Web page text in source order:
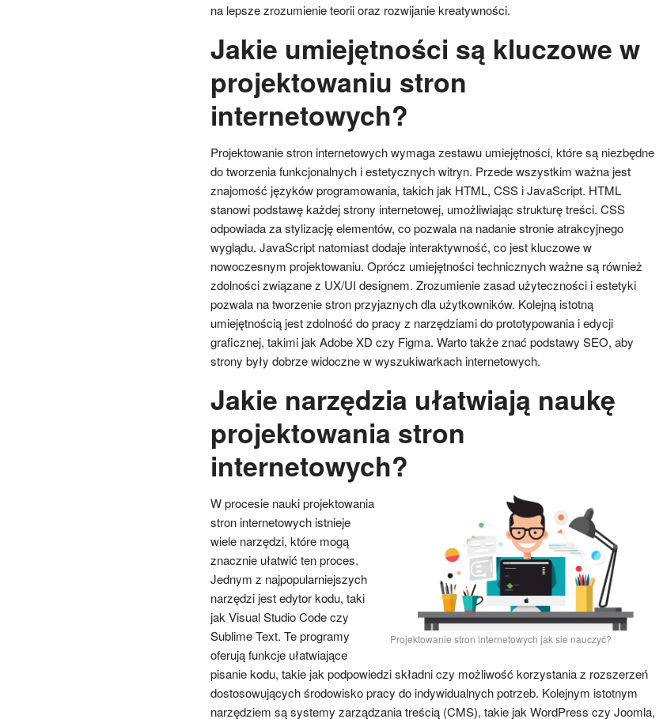
na lepsze zrozumienie teorii oraz rozwijanie kreatywności.
Jakie umiejętności są kluczowe w
projektowaniu stron
internetowych?
Projektowanie stron internetowych wymaga zestawu umiejętności, które są niezbędne
do tworzenia funkcjonalnych i estetycznych witryn. Przede wszystkim ważna jest
znajomość języków programowania, takich jak HTML, CSS i JavaScript. HTML
stanowi podstawę każdej strony internetowej, umożliwiając strukturę treści. CSS
odpowiada za stylizację elementów, co pozwala na nadanie stronie atrakcyjnego
wyglądu. JavaScript natomiast dodaje interaktywność, co jest kluczowe w
nowoczesnym projektowaniu. Oprócz umiejętności technicznych ważne są również
zdolności związane z UX/UI designem. Zrozumienie zasad użyteczności i estetyki
pozwala na tworzenie stron przyjaznych dla użytkowników. Kolejną istotną
umiejętnością jest zdolność do pracy z narzędziami do prototypowania i edycji
graficznej, takimi jak Adobe XD czy Figma. Warto także znać podstawy SEO, aby
strony były dobrze widoczne w wyszukiwarkach internetowych.
Jakie narzędzia ułatwiają naukę
projektowania stron
internetowych?
Projektowanie stron internetowych jak sie nauczyć?
W procesie nauki projektowania
stron internetowych istnieje
wiele narzędzi, które mogą
znacznie ułatwić ten proces.
Jednym z najpopularniejszych
narzędzi jest edytor kodu, taki
jak Visual Studio Code czy
Sublime Text. Te programy
oferują funkcje ułatwiające
pisanie kodu, takie jak podpowiedzi składni czy możliwość korzystania z rozszerzeń
dostosowujących środowisko pracy do indywidualnych potrzeb. Kolejnym istotnym
narzędziem są systemy zarządzania treścią (CMS), takie jak WordPress czy Joomla,